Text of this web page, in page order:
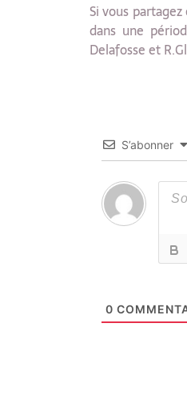
Si vous
dans une
Delafosse et
S’abonner
0